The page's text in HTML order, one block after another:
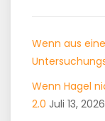
Wenn aus
Wenn Hagel
2.0 Juli 13, 2026